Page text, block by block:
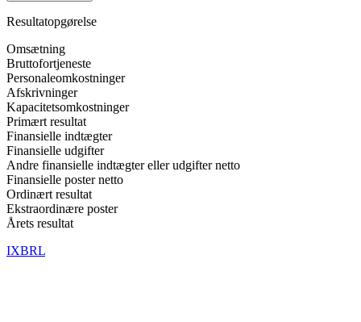
Resultatopgørelse
Omsætning
Bruttofortjeneste
Personaleomkostninger
Afskrivninger
Kapacitetsomkostninger
Primært resultat
Finansielle indtægter
Finansielle udgifter
Andre finansielle indtægter eller udgifter netto
Finansielle poster netto
Ordinært resultat
Ekstraordinære poster
Årets resultat
IXBRL